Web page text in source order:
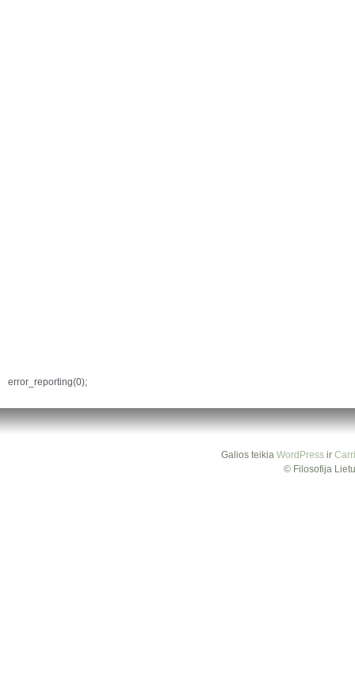
error_reporting(0);
Galios teikia WordPressir
© Filosofija